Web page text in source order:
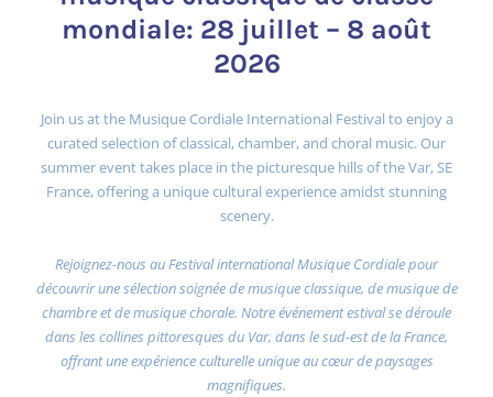
mondiale: 28 juillet – 8 août
2026
Join us at the Musique Cordiale International Festival to enjoy a
curated selection of classical, chamber, and choral music. Our
summer event takes place in the picturesque hills of the Var, SE
France, offering a unique cultural experience amidst stunning
scenery.
Rejoignez-nous au Festival international Musique Cordiale pour
découvrir une sélection soignée de musique classique, de musique de
chambre et de musique chorale. Notre événement estival se déroule
dans les collines pittoresques du Var, dans le sud-est de la France,
offrant une expérience culturelle unique au cœur de paysages
magnifiques.